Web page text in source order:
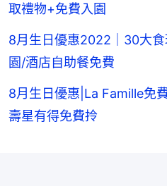
取禮物+免費入園
8月生日優惠2022｜30大
園/酒店自助餐免費
8月生日優惠|La Famille免
壽星有得免費拎